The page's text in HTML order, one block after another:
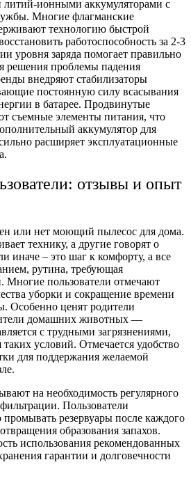
ионными аккумуляторами с
Многие флагманские
технологию быстрой
работоспособность за 2-3
уровня заряда помогает правильно
решения проблемы падения
внедряют стабилизаторы
постоянную силу всасывания
в батарее. Продвинутые
съемные элементы питания, что
аккумулятор для
расширяет эксплуатационные
отзывы и опыт
или нет моющий пылесос для дома.
технику, а другие говорят о
иначе – это шаг к комфорту, а все
рутина, требующая
Многие пользователи отмечают
уборки и сокращение времени
Особенно ценят родители
домашних животных —
с трудными загрязнениями,
условий. Отмечается удобство
для поддержания желаемой
на необходимость регулярного
Пользователи
резервуары после каждого
образования запахов.
использования рекомендованных
гарантии и долговечности